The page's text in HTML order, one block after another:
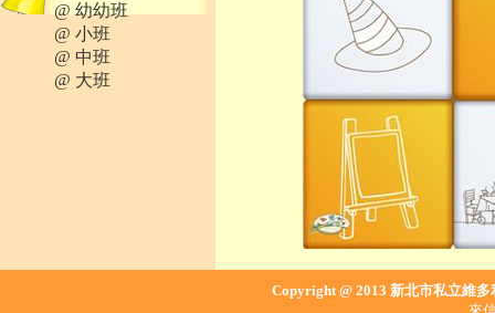
@ 幼幼班
@ 小班
@ 中班
@ 大班
Copyright @ 2013 新北市私立維